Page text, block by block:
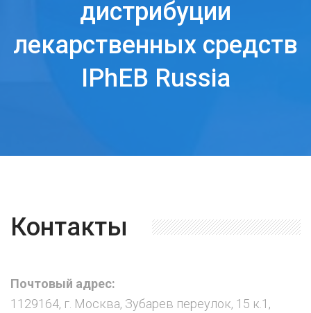
дистрибуции
лекарственных средств
IPhEB Russia
Контакты
Почтовый адрес:
1129164, г. Москва, Зубарев переулок, 15 к.1,